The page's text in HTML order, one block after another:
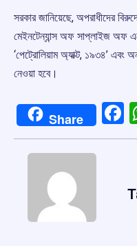
সরকার জানিয়েছে, অপরাধীদের
মেইনটেন্যান্স অফ সাপ্লাইজ অফ
‘পেট্রোলিয়াম অ্যাক্ট, ১৯৩৪’ এবং
নেওয়া হবে।
Share